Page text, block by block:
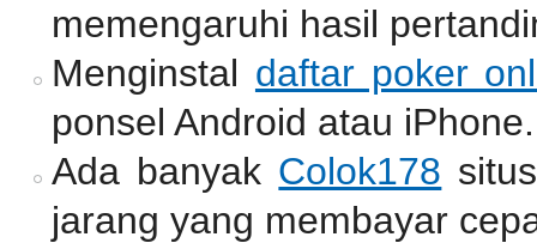
memengaruhi hasil
Menginstal daftar poker
ponsel Android atau iPhone.
Ada banyak Colok178
jarang yang membayar